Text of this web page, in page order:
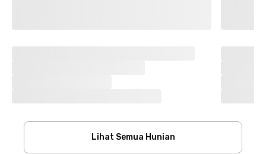
Lihat Semua Hunian